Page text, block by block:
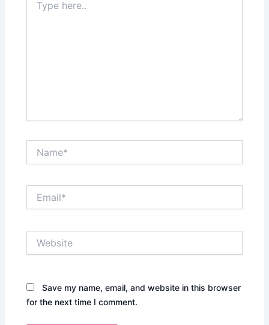
here..
Save my name, email, and website in this browser
for the next time I comment.